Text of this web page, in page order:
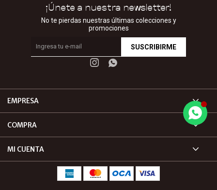
EMPRESA
COMPRA
MI CUENTA
¡Únete a nuestra newsletter!
No te pierdas nuestras últimas colecciones y
promociones
SUSCRIBIRME
 